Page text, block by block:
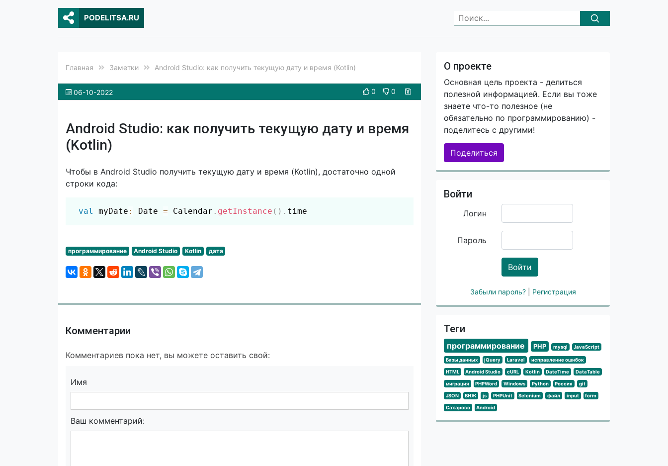
PODELITSA.RU
Главная Заметки Android Studio: как получить текущую дату и время (Kotlin)
06-10-2022 0 0
Android Studio: как получить текущую дату и время
(Kotlin)
Чтобы в Android Studio получить текущую дату и время (Kotlin), достаточно одной
строки кода:
val myDate : Date = Calendar . getInstance ( ) . time
программирование Android Studio Kotlin дата
Комментарии
Комментариев пока нет, вы можете оставить свой:
Имя
Ваш комментарий:
О проекте
Основная цель проекта - делиться
полезной информацией. Если вы тоже
знаете что-то полезное (не
обязательно по программированию) -
поделитесь с другими!
Поделиться
Войти
Логин
Пароль
Войти
Забыли пароль? Регистрация
Теги
программирование PHP mysql JavaScript
Базы данных jQuery Laravel исправление ошибок
HTML Android Studio cURL Kotlin DateTime DataTable
миграция PHPWord Windows Python Россия git
JSON ВНЖ js PHPUnit Selenium файл input form
Сахарово Android